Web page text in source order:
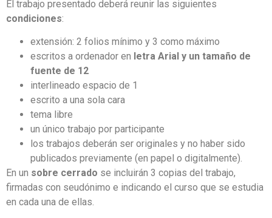
El trabajo presentado deberá reunir las siguientes
condiciones:
extensión: 2 folios mínimo y 3 como máximo
escritos a ordenador en letra Arial y un tamaño de
fuente de 12
interlineado espacio de 1
escrito a una sola cara
tema libre
un único trabajo por participante
los trabajos deberán ser originales y no haber sido
publicados previamente (en papel o digitalmente).
En un sobre cerrado se incluirán 3 copias del trabajo,
firmadas con seudónimo e indicando el curso que se estudia
en cada una de ellas.